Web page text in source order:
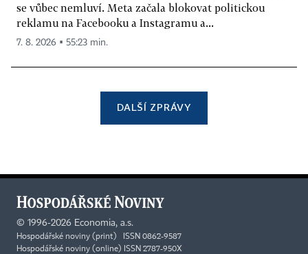
se vůbec nemluví. Meta začala blokovat politickou
reklamu na Facebooku a Instagramu a...
7. 8. 2026 ▪ 55:23 min.
DALŠÍ ZPRÁVY
© 1996-2026 Economia, a.s.
Hospodářské noviny (print) ISSN 0862-9587
Hospodářské noviny (online) ISSN 2787-950X